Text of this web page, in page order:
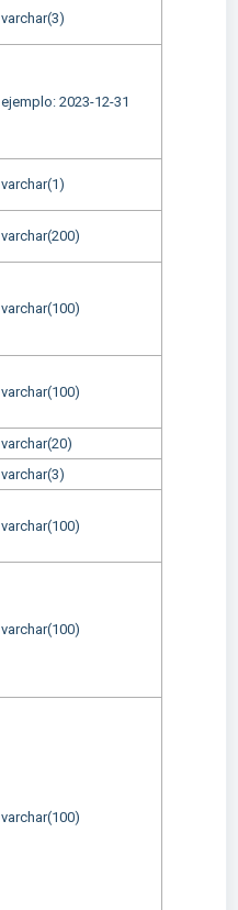
varchar(3)
ejemplo: 2023-12-31
varchar(1)
varchar(200)
varchar(100)
varchar(100)
varchar(20)
varchar(3)
varchar(100)
varchar(100)
varchar(100)